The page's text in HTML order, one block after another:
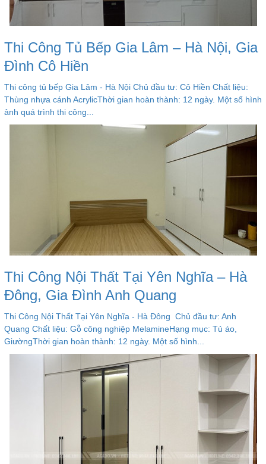
Thi Công Tủ Bếp Gia Lâm – Hà Nội, Gia
Đình Cô Hiền
Thi công tủ bếp Gia Lâm - Hà Nội Chủ đầu tư: Cô Hiền Chất liệu:
Thùng nhựa cánh AcrylicThời gian hoàn thành: 12 ngày. Một số hình
ảnh quá trình thi công...
Thi Công Nội Thất Tại Yên Nghĩa – Hà
Đông, Gia Đình Anh Quang
Thi Công Nội Thất Tại Yên Nghĩa - Hà Đông Chủ đầu tư: Anh
Quang Chất liệu: Gỗ công nghiệp MelamineHạng mục: Tủ áo,
GiườngThời gian hoàn thành: 12 ngày. Một số hình...